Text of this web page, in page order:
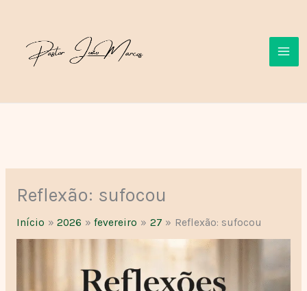
conteúdo
Reflexão: sufocou
Início 2026 fevereiro 27 Reflexão: sufocou